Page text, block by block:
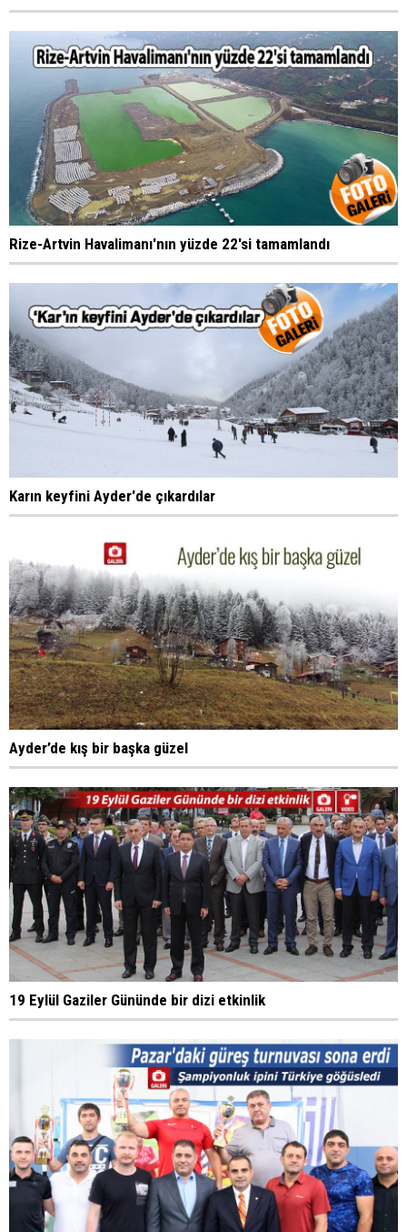
Rize-Artvin Havalimanı'nın yüzde 22'si tamamlandı
Karın keyfini Ayder'de çıkardılar
Ayder’de kış bir başka güzel
19 Eylül Gaziler Gününde bir dizi etkinlik